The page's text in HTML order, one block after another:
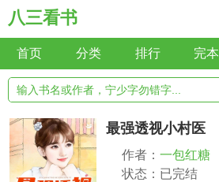
八三看书
首页 分类 排行 完本
最强透视小村医
作者： 一包红糖
状态：已完结